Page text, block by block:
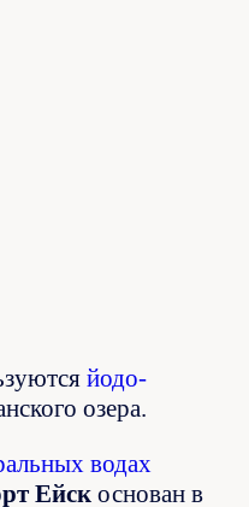
йодо-
озера.
водах
Ейск основан в